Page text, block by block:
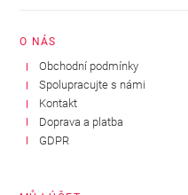
O NÁS
Obchodní podmínky
Spolupracujte s námi
Kontakt
Doprava a platba
GDPR